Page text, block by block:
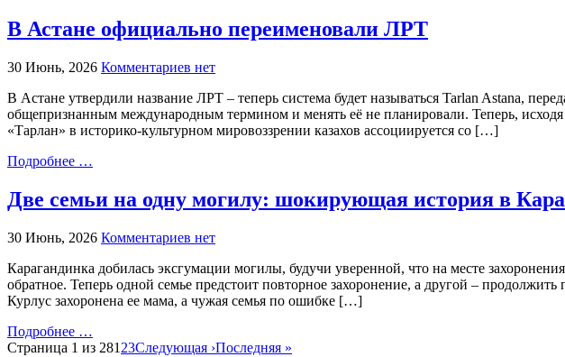
В Астане официально переименовали ЛРТ
30 Июнь, 2026 Комментариев нет
В Астане утвердили название ЛРТ – теперь система будет называться Tarlan Astanа,
общепризнанным международным термином и менять её не планировали. Теперь,
«Тарлан» в историко-культурном мировоззрении казахов ассоциируется со […]
Подробнее …
Две семьи на одну могилу: шокирующая история в
30 Июнь, 2026 Комментариев нет
Карагандинка добилась эксгумации могилы, будучи уверенной, что на месте
обратное. Теперь одной семье предстоит повторное захоронение, а другой –
Курлус захоронена ее мама, а чужая семья по ошибке […]
Подробнее …
Страница 1 из 281 23Следующая ›Последняя »